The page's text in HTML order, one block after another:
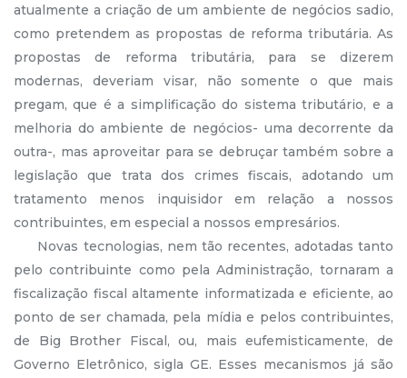
atualmente a criação de um ambiente de negócios sadio,
como pretendem as propostas de reforma tributária. As
propostas de reforma tributária, para se dizerem
modernas, deveriam visar, não somente o que mais
pregam, que é a simplificação do sistema tributário, e a
melhoria do ambiente de negócios- uma decorrente da
outra-, mas aproveitar para se debruçar também sobre a
legislação que trata dos crimes fiscais, adotando um
tratamento menos inquisidor em relação a nossos
contribuintes, em especial a nossos empresários.
Novas tecnologias, nem tão recentes, adotadas tanto
pelo contribuinte como pela Administração, tornaram a
fiscalização fiscal altamente informatizada e eficiente, ao
ponto de ser chamada, pela mídia e pelos contribuintes,
de Big Brother Fiscal, ou, mais eufemisticamente, de
Governo Eletrônico, sigla GE. Esses mecanismos já são